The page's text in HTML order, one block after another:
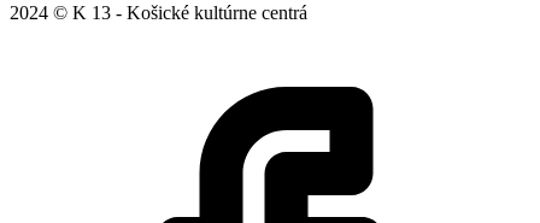
2024 © K 13 - Košické kultúrne centrá